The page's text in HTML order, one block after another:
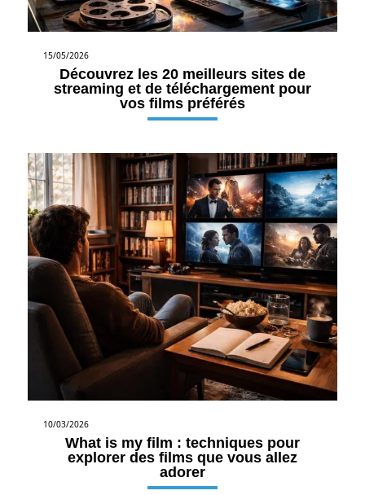
15/05/2026
Découvrez les 20 meilleurs sites de
streaming et de téléchargement pour
vos films préférés
10/03/2026
What is my film : techniques pour
explorer des films que vous allez
adorer